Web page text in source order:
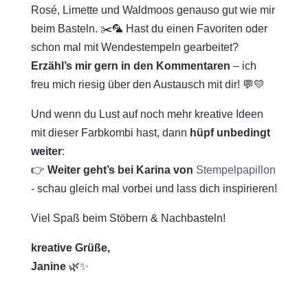
Rosé, Limette und Waldmoos genauso gut wie mir
beim Basteln. ✂️🦜 Hast du einen Favoriten oder
schon mal mit Wendestempeln gearbeitet?
Erzähl’s mir gern in den Kommentaren – ich
freu mich riesig über den Austausch mit dir! 💬💛
Und wenn du Lust auf noch mehr kreative Ideen
mit dieser Farbkombi hast, dann hüpf unbedingt
weiter:
👉 Weiter geht’s bei Karina von Stempelpapillon
- schau gleich mal vorbei und lass dich inspirieren!
Viel Spaß beim Stöbern & Nachbasteln!
kreative Grüße,
Janine🌿✨